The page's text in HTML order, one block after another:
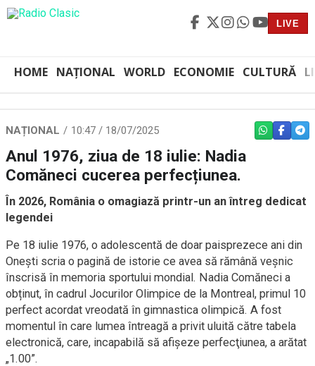
LIVE
HOME NAȚIONAL WORLD ECONOMIE CULTURĂ
NAȚIONAL 10:47 / 18/07/2025 WHATSAPP
Anul 1976, ziua de 18 iulie: Nadia
Comăneci cucerea perfecțiunea.
În 2026, România o omagiază printr-un an întreg dedicat
legendei
Pe 18 iulie 1976, o adolescentă de doar paisprezece ani din
Onești scria o pagină de istorie ce avea să rămână veșnic
înscrisă în memoria sportului mondial. Nadia Comăneci a
obținut, în cadrul Jocurilor Olimpice de la Montreal, primul 10
perfect acordat vreodată în gimnastica olimpică. A fost
momentul în care lumea întreagă a privit uluită către tabela
electronică, care, incapabilă să afişeze perfecţiunea, a arătat
„1.00”.